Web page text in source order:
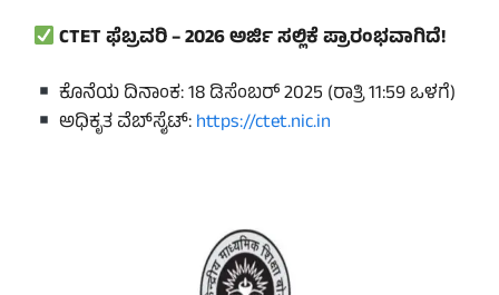
CTET ಫೆಬ್ರವರಿ – 2026 ಅರ್ಜಿ ಸಲ್ಲಿಕೆ ಪ್ರಾರಂಭವಾಗಿದೆ!
ಕೊನೆಯ ದಿನಾಂಕ: 18 ಡಿಸೆಂಬರ್ 2025 (ರಾತ್ರಿ 11:59 ಒಳಗೆ)
ಅಧಿಕೃತ ವೆಬ್‌ಸೈಟ್:https://ctet.nic.in